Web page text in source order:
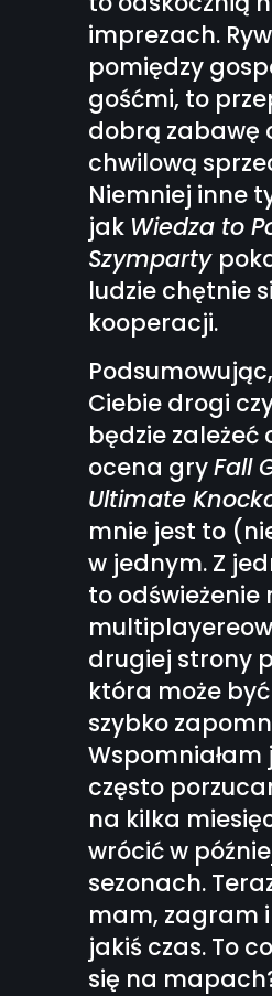
imprezach.
pomiędzy
gośćmi, to
dobrą zabawę
chwilową
Niemniej inne
jak Wiedza to
Szymparty
ludzie chętnie
kooperacji.
Ciebie drogi
będzie zależeć
ocena gryFall
Ultimate
mnie jest to
w jednym. Z
to odświeżenie
drugiej strony
która może
szybko
Wspomniałam
często
na kilka
wrócić w
sezonach.
mam, zagram
jakiś czas. To
się na